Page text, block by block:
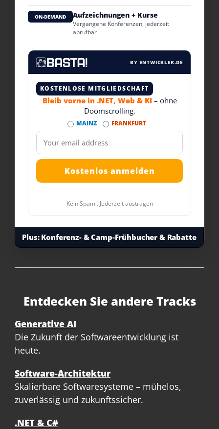
ON-DEMAND Aufzeichnungen + Kurse
Vergangene Konferenzen, jederzeit
abrufbar
BY ENTWICKLER.DE
KOSTENLOSE MITGLIEDSCHAFT
Bleib vorne in .NET, Web & KI – ohne
Doomscrolling.
MAINZ FRANKFURT
Kein Spam . Jederzeit austragen
Plus:Konferenz- & Camp-Frühbucher & Rabatte
Entdecken Sie andere Tracks
Generative AI
Die Zukunft der Softwareentwicklung ist
heute.
Software-Architektur
Skalierbare Softwaresysteme – mühelos,
zuverlässig und zukunftssicher.
.NET & C#